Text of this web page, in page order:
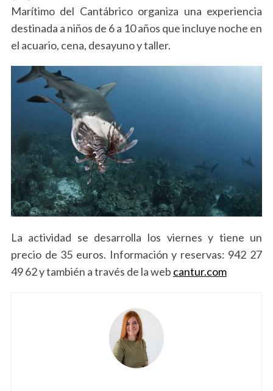
Marítimo del Cantábrico organiza una experiencia
destinada a niños de 6 a 10 años que incluye noche en
el acuario, cena, desayuno y taller.
La actividad se desarrolla los viernes y tiene un
precio de 35 euros. Información y reservas: 942 27
49 62 y también a través de la web cantur.com